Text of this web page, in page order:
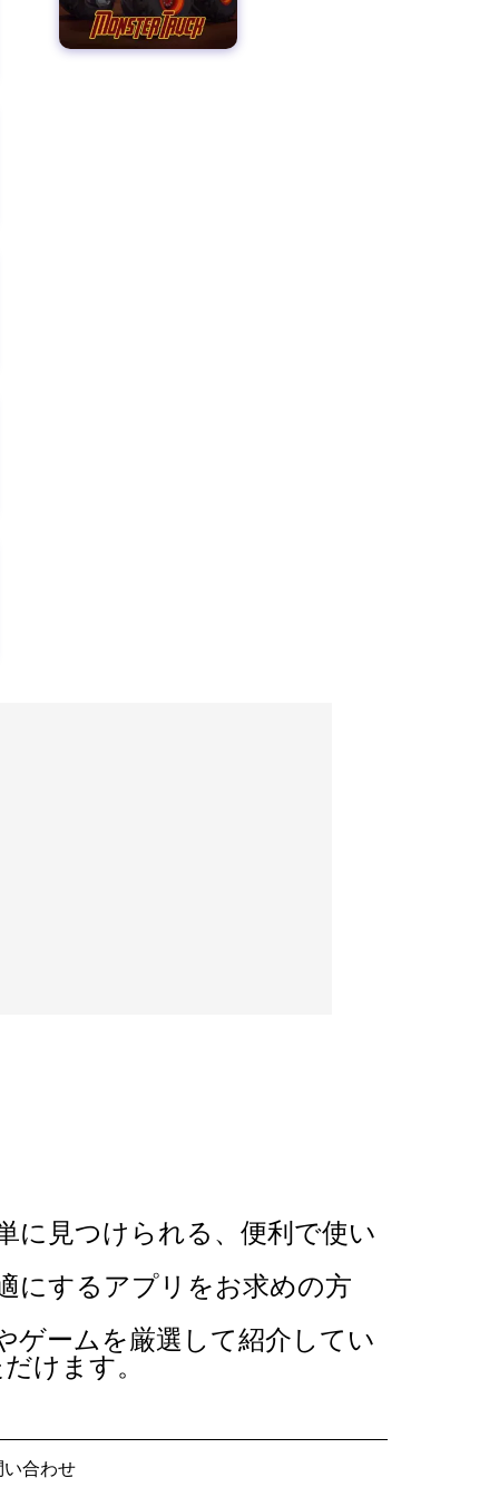
に見つけられる、便利で使い
にするアプリをお求めの方
ゲームを厳選して紹介してい
けます。
い合わせ